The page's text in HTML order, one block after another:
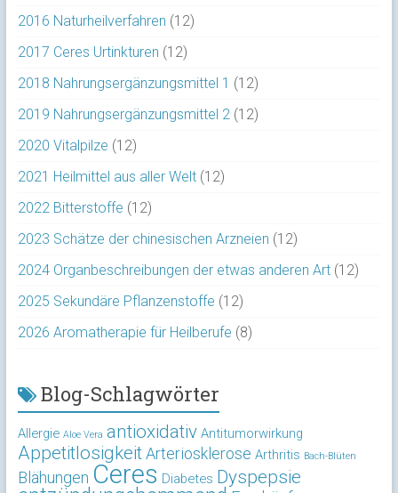
2016 Naturheilverfahren (12)
2017 Ceres Urtinkturen (12)
2018 Nahrungsergänzungsmittel 1 (12)
2019 Nahrungsergänzungsmittel 2 (12)
2020 Vitalpilze (12)
2021 Heilmittel aus aller Welt(12)
2022 Bitterstoffe (12)
2023 Schätze der chinesischen Arzneien (12)
2024 Organbeschreibungen der etwas anderen Art(12)
2025 Sekundäre Pflanzenstoffe (12)
2026 Aromatherapie für Heilberufe (8)
Blog-Schlagwörter
Allergie Aloe Vera antioxidativ Antitumorwirkung
Appetitlosigkeit Arteriosklerose Arthritis Bach-Blüten
Blähungen Ceres Diabetes Dyspepsie